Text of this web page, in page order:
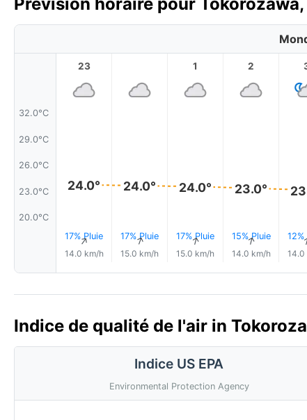
32.0°C
29.0°C
26.0°C
23.0°C
20.0°C
23
24.0°
17% Pluie
↑
14.0 km/h
24.0°
17% Pluie
↑
15.0 km/h
1
24.0°
17% Pluie
↑
15.0 km/h
2
23.0°
15% Pluie
↑
14.0 km/h
12%
14.0
Indice de qualité de l'air in
Indice US EPA
Environmental Protection Agency